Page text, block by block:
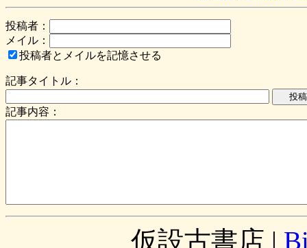
投稿者：
メイル：
投稿者とメイルを記憶させる
記事タイトル：
記事内容：
仮設古書店 |